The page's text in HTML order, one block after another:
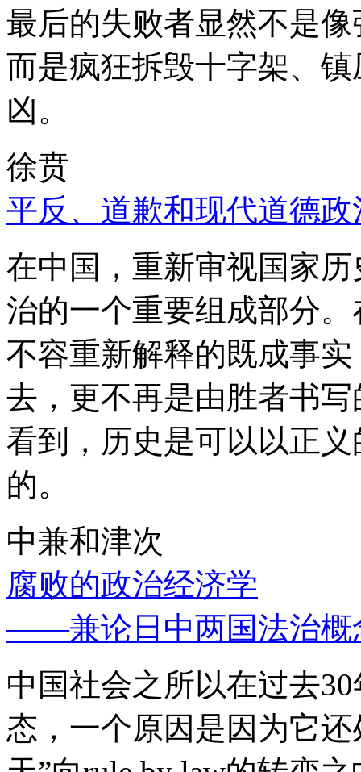
最后的失败者显然不是
而是疯狂拆毁十字架、
凶。
徐贲
平反、道歉和现代道德政
在中国，重新审视国家
治的一个重要组成部分
不容重新解释的既成事
去，更不再是由胜者书
看到，历史是可以以正
的。
中兼和津次
腐败的政治经济学
——兼论日中两国法治概
中国社会之所以在过去
态，一个原因是因为它